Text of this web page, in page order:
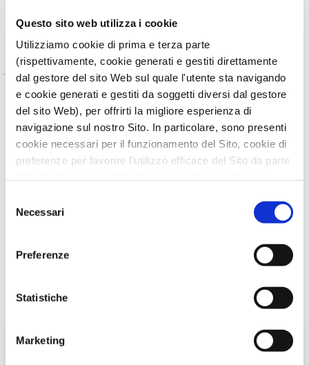
Questo sito web utilizza i cookie
Utilizziamo cookie di prima e terza parte
(rispettivamente, cookie generati e gestiti direttamente
dal gestore del sito Web sul quale l'utente sta navigando
e cookie generati e gestiti da soggetti diversi dal gestore
del sito Web), per offrirti la migliore esperienza di
navigazione sul nostro Sito. In particolare, sono presenti
cookie necessari per il funzionamento del Sito, cookie di
preferenze per favorire l'utilizzo efficace del Sito da parte
categorie di cookie accettare.
Per maggiori informazioni, consulta le nostre pagine
delNecessari
Preferenze
Statistiche
Marketing
TORNA INDIETRO
TI È PIACIUTO IL POST?CONDIVIDI!